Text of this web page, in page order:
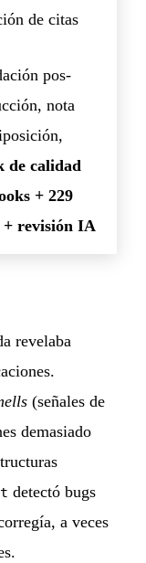
de citas
pos-
nota
de calidad
+ 229
+ revisión IA
revelaba
(señales de
demasiado
detectó bugs
a veces